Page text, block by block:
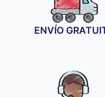
ENVÍO